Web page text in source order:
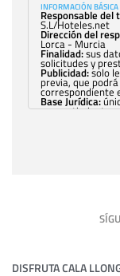
INFORMACIÓN BÁSICA
Responsable
S.L/Hoteles.net
Dirección del
Lorca - Murcia
Finalidad:sus
solicitudes y
Publicidad:solo
previa, que
correspondiente
Base Jurídica:
consentimiento
nuestra entidad
tener
comunicarán
adicional y
política de
DISFRUTA CALA